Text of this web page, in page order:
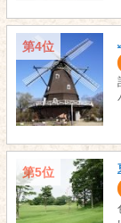
第4位
第5位